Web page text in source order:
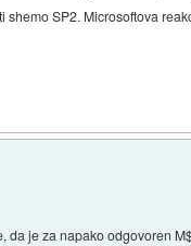
SP2. Microsoftova
da je za napako odgovoren